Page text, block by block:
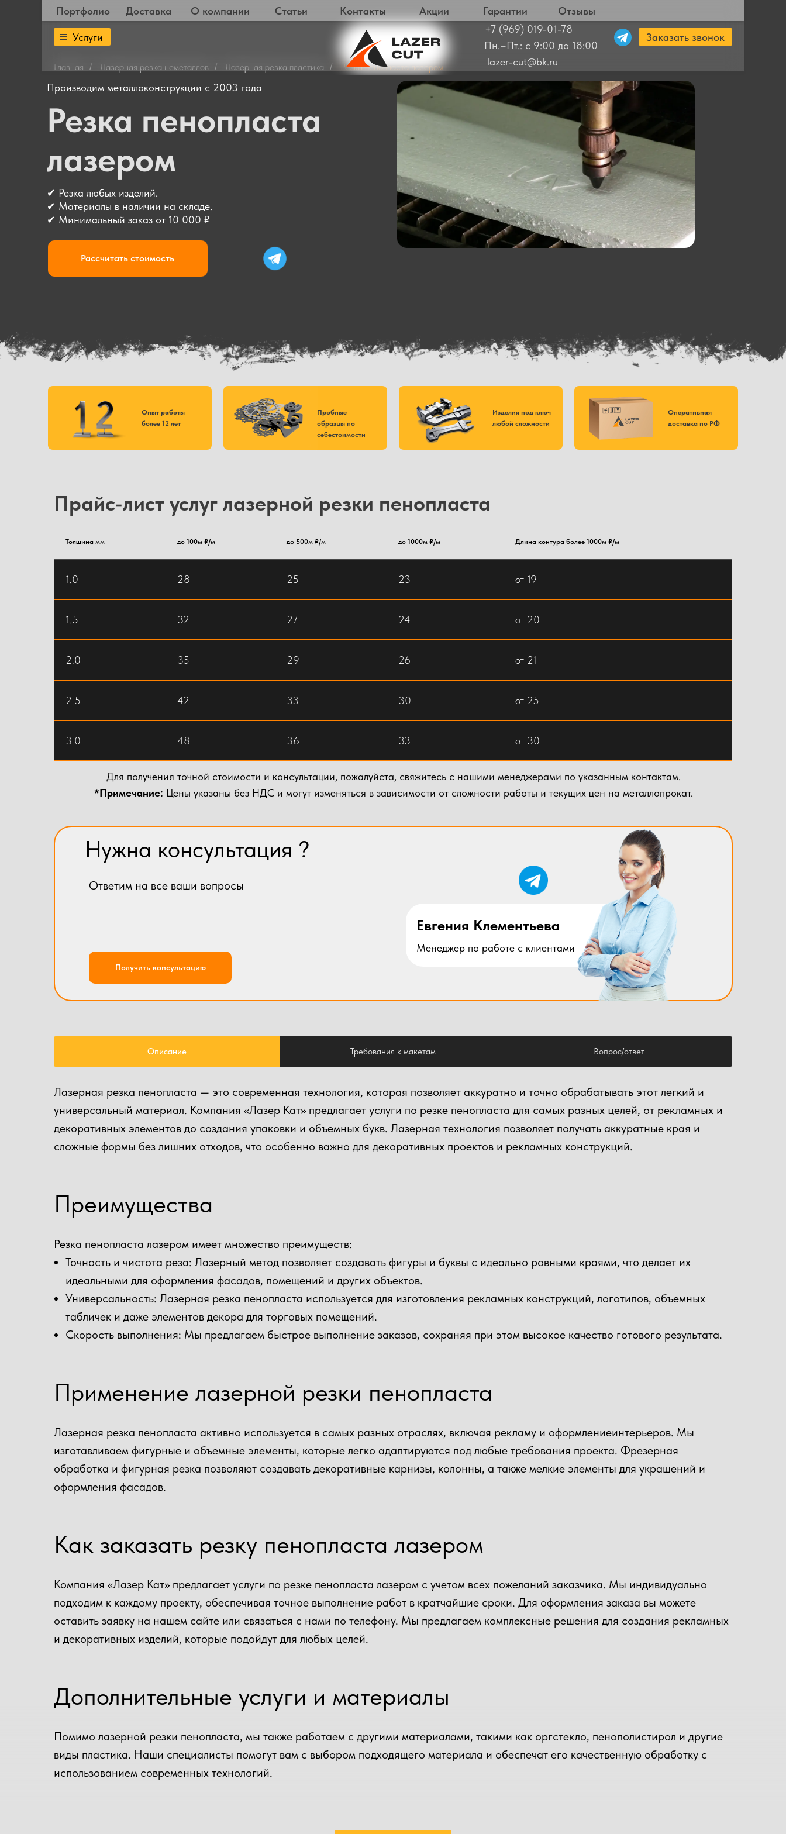
Заказать звонок
Портфолио Доставка О компании Статьи
Контакты
+7 (969) 019-01-78
Пн.–Пт.: с 9:00 до 18:00
Услуги
Акции Гарантии
lazer-cut@bk.ru
Отзывы
Главная / Лазерная резка неметаллов / Лазерная резка пластика / Резка пенопласта лазером
Резка пенопласта
лазером
✔ Резка любых изделий.
✔ Минимальный заказ от 10 000 ₽
Оперативная
доставка по РФ
Изделия под ключ
любой сложности
Пробные
образцы по
себестоимости
Опыт работы
более 12 лет
Прайс-лист услуг лазерной резки пенопласта
Толщина мм до 100м ₽/м до 500м ₽/м до 1000м ₽/м Длина контура более 1000м ₽/м
1.0 28 25 23 от 19
1.5 32 27 24 от 20
2.0 35 29 26 от 21
2.5 42 33 30 от 25
3.0 48 36 33 от 30
Для получения точной стоимости и консультации, пожалуйста, свяжитесь с нашими менеджерами по указанным контактам.
*Примечание: Цены указаны без НДС и могут изменяться в зависимости от сложности работы и текущих цен на металлопрокат.
Получить консультацию
Нужна консультация ?
Евгения Клементьева
Ответим на все ваши вопросы
Менеджер по работе с клиентами
Описание Требования к макетам Вопрос/ответ
Лазерная резка пенопласта — это современная технология, которая позволяет аккуратно и точно обрабатывать этот легкий и
универсальный материал. Компания «Лазер Кат» предлагает услуги по резке пенопласта для самых разных целей, от рекламных и
декоративных элементов до создания упаковки и объемных букв. Лазерная технология позволяет получать аккуратные края и
сложные формы без лишних отходов, что особенно важно для декоративных проектов и рекламных конструкций.
Преимущества
Резка пенопласта лазером имеет множество преимуществ:
Точность и чистота реза: Лазерный метод позволяет создавать фигуры и буквы с идеально ровными краями, что делает их
идеальными для оформления фасадов, помещений и других объектов.
Универсальность: Лазерная резка пенопласта используется для изготовления рекламных конструкций, логотипов, объемных
табличек и даже элементов декора для торговых помещений.
Скорость выполнения: Мы предлагаем быстрое выполнение заказов, сохраняя при этом высокое качество готового результата.
Применение лазерной резки пенопласта
Лазерная резка пенопласта активно используется в самых разных отраслях, включая рекламу и оформлениеинтерьеров. Мы
изготавливаем фигурные и объемные элементы, которые легко адаптируются под любые требования проекта. Фрезерная
обработка и фигурная резка позволяют создавать декоративные карнизы, колонны, а также мелкие элементы для украшений и
оформления фасадов.
Как заказать резку пенопласта лазером
Компания «Лазер Кат» предлагает услуги по резке пенопласта лазером с учетом всех пожеланий заказчика. Мы индивидуально
подходим к каждому проекту, обеспечивая точное выполнение работ в кратчайшие сроки. Для оформления заказа вы можете
оставить заявку на нашем сайте или связаться с нами по телефону. Мы предлагаем комплексные решения для создания рекламных
и декоративных изделий, которые подойдут для любых целей.
Дополнительные услуги и материалы
Помимо лазерной резки пенопласта, мы также работаем с другими материалами, такими как оргстекло, пенополистирол и другие
виды пластика. Наши специалисты помогут вам с выбором подходящего материала и обеспечат его качественную обработку с
использованием современных технологий.